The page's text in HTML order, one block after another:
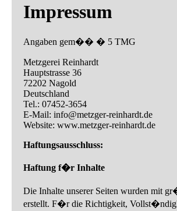
Impressum
Angaben gem�� � 5 TMG
Metzgerei Reinhardt
Hauptstrasse 36
72202 Nagold
Deutschland
Tel.: 07452-3654
E-Mail: info@metzger-reinhardt.de
Website: www.metzger-reinhardt.de
Haftungsausschluss:
Haftung f�r Inhalte
Die Inhalte unserer Seiten wurden mit
erstellt. F�r die Richtigkeit,
Datenschutz
Erklaerung